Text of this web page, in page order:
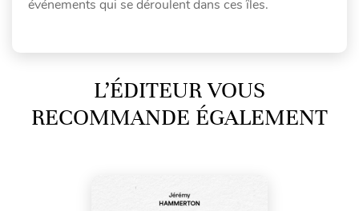
événements qui se déroulent dans ces îles.
L’ÉDITEUR VOUS
RECOMMANDE ÉGALEMENT